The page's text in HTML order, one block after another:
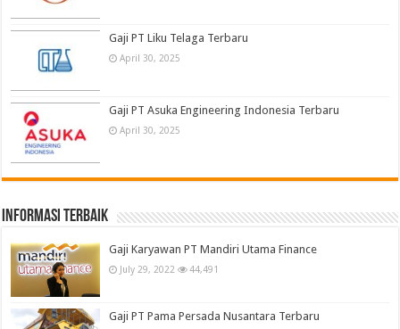
Gaji PT Liku Telaga Terbaru
April 30, 2025
Gaji PT Asuka Engineering Indonesia Terbaru
April 30, 2025
informasi terbaik
Gaji Karyawan PT Mandiri Utama Finance
July 29, 2022 44,491
Gaji PT Pama Persada Nusantara Terbaru